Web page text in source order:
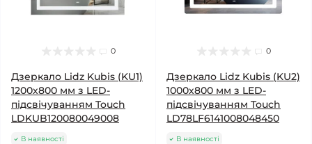
0
Дзеркало Lidz Kubis (KU1)
1200х800 мм з LED-
підсвічуванням Touch
LDKUB120080049008
В наявності
0
Дзеркало Lidz Kubis (KU2)
1000х800 мм з LED-
підсвічуванням Touch
LD78LF6141008048450
В наявності